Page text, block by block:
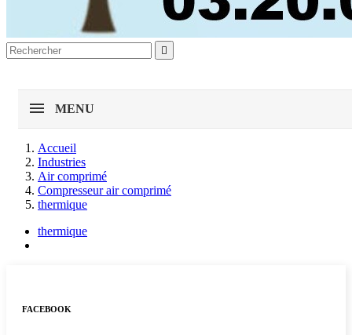

MENU
Accueil
Industries
Air comprimé
Compresseur air comprimé
thermique
thermique
FACEBOOK